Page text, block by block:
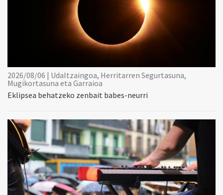
2026/08/06 | Udaltzaingoa, Herritarren Segurtasuna,
Mugikortasuna eta Garraioa
Eklipsea behatzeko zenbait babes-neurri